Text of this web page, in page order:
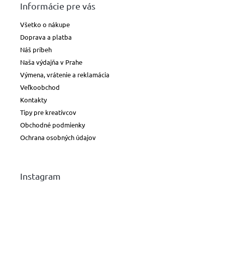
Informácie pre vás
Všetko o nákupe
Doprava a platba
Náš príbeh
Naša výdajňa v Prahe
Výmena, vrátenie a reklamácia
Veľkoobchod
Kontakty
Tipy pre kreatívcov
Obchodné podmienky
Ochrana osobných údajov
Instagram